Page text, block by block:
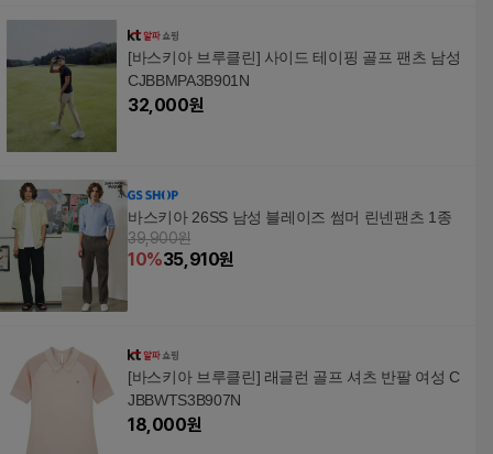
[바스키아 브루클린] 사이드 테이핑 골프 팬츠 남성
CJBBMPA3B901N
32,000원
바스키아 26SS 남성 블레이즈 썸머 린넨팬츠 1종
39,900원
10%35,910원
[바스키아 브루클린] 래글런 골프 셔츠 반팔 여성 C
JBBWTS3B907N
18,000원